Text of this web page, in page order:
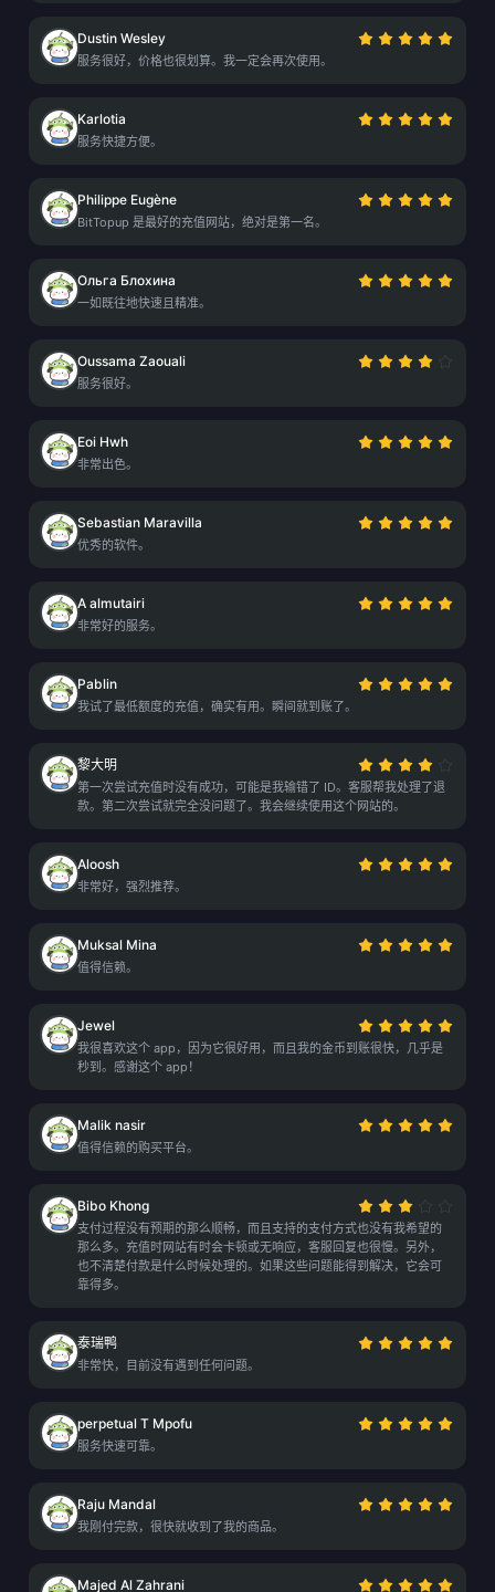
Dustin Wesley
服务很好，价格也很划算。我一定会再次使用。
Karlotia
服务快捷方便。
Philippe Eugène
BitTopup 是最好的充值网站，绝对是第一名。
Ольга Блохина
一如既往地快速且精准。
Oussama Zaouali
服务很好。
Eoi Hwh
非常出色。
Sebastian Maravilla
优秀的软件。
A almutairi
非常好的服务。
Pablin
我试了最低额度的充值，确实有用。瞬间就到账了。
黎大明
第一次尝试充值时没有成功，可能是我输错了 ID。客服帮我处理了退
款。第二次尝试就完全没问题了。我会继续使用这个网站的。
Aloosh
非常好，强烈推荐。
Muksal Mina
值得信赖。
Jewel
我很喜欢这个 app，因为它很好用，而且我的金币到账很快，几乎是
秒到。感谢这个 app！
Malik nasir
值得信赖的购买平台。
Bibo Khong
支付过程没有预期的那么顺畅，而且支持的支付方式也没有我希望的
那么多。充值时网站有时会卡顿或无响应，客服回复也很慢。另外，
也不清楚付款是什么时候处理的。如果这些问题能得到解决，它会可
靠得多。
泰瑞鸭
非常快，目前没有遇到任何问题。
perpetual T Mpofu
服务快速可靠。
Raju Mandal
我刚付完款，很快就收到了我的商品。
Majed Al Zahrani